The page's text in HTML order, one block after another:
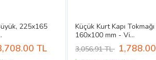
225x165
TL
Küçük Kurt Kapı Tokmağı
160x100 mm - Vi...
3,056.91 TL 1,788.00